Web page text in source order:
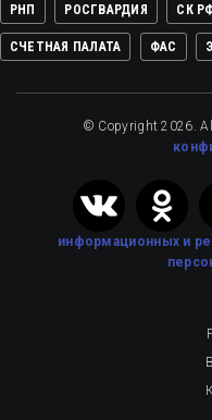
РНП РОСГВАРДИЯ СК
СЧЕТНАЯ ПАЛАТА ФАС
© Copyright 2026.
информационных и